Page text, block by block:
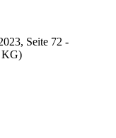
Seite 72 -
KG)